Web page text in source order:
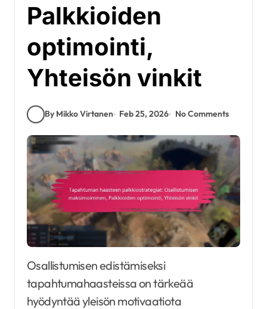
Palkkioiden
optimointi,
Yhteisön vinkit
By Mikko Virtanen Feb 25, 2026 No Comments
Osallistumisen edistämiseksi
tapahtumahaasteissa on tärkeää
hyödyntää yleisön motivaatiota